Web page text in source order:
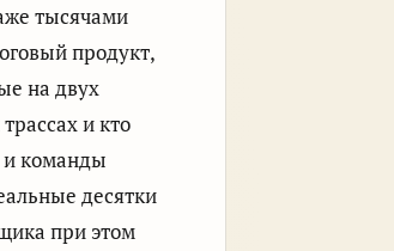
тысячами
продукт,
на двух
и кто
и команды
десятки
при этом